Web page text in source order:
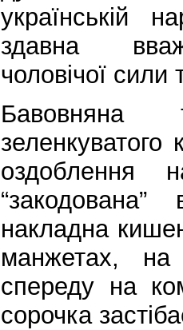
українській
здавна
чоловічої сили
Бавовняна
зеленкуватого
оздоблення
накладна
манжетах, на
спереду на
сорочка